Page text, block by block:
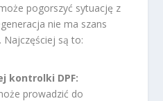
pogorszyć sytuację z
nie ma szans
Najczęściej są to:
kontrolki DPF:
prowadzić do